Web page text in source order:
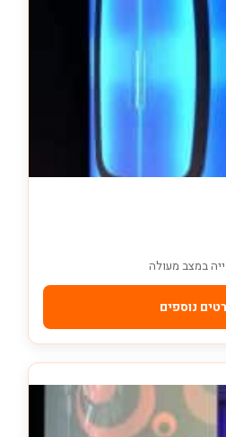
במצב מעולה
נוספים